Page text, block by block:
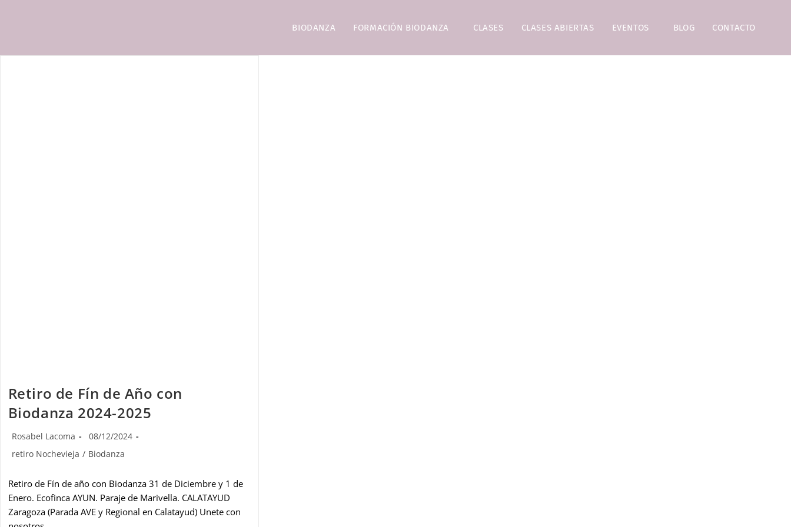
BIODANZA FORMACIÓN BIODANZA CLASES CLASES ABIERTAS EVENTOS BLOG CONTACTO
Retiro de Fín de Año con
Biodanza 2024-2025
Rosabel Lacoma
08/12/2024
retiro Nochevieja / Biodanza
Retiro de Fín de año con Biodanza 31 de Diciembre y 1 de
Enero. Ecofinca AYUN. Paraje de Marivella. CALATAYUD
Zaragoza (Parada AVE y Regional en Calatayud) Unete con